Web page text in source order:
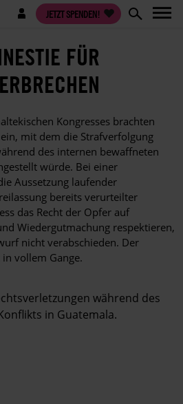
JETZT SPENDEN!
FÜR
Kongresses brachten
mit dem die Strafverfolgung
des internen bewaffneten
würde. Bei einer
Aussetzung laufender
bereits verurteilter
das Recht der Opfer auf
Wiedergutmachung respektieren,
nicht verabschieden. Der
vollem Gange.
während des
in Guatemala.